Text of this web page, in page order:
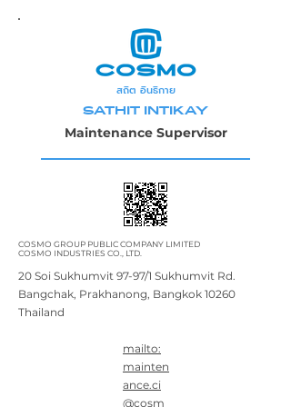
สถิต อินธิกาย
SATHIT INTIKAY
Maintenance Supervisor
COSMO GROUP PUBLIC COMPANY LIMITED
COSMO INDUSTRIES CO., LTD.
20 Soi Sukhumvit 97-97/1 Sukhumvit Rd.
Bangchak, Prakhanong, Bangkok 10260
Thailand
mailto:
mainten
ance.ci
@cosm